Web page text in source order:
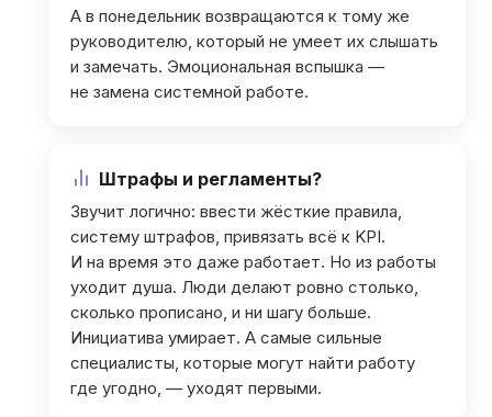
А в понедельник возвращаются к тому же
руководителю, который не умеет их слышать
и замечать. Эмоциональная вспышка —
не замена системной работе.
Штрафы и регламенты?
Звучит логично: ввести жёсткие правила,
систему штрафов, привязать всё к KPI.
И на время это даже работает. Но из работы
уходит душа. Люди делают ровно столько,
сколько прописано, и ни шагу больше.
Инициатива умирает. А самые сильные
специалисты, которые могут найти работу
где угодно, — уходят первыми.